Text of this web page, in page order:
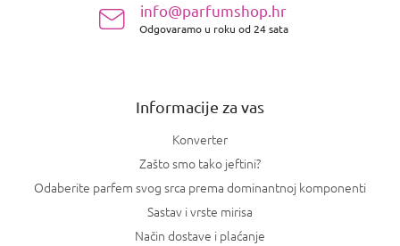
info@parfumshop.hr
Odgovaramo u roku od 24 sata
Informacije za vas
Konverter
Zašto smo tako jeftini?
Odaberite parfem svog srca prema dominantnoj komponenti
Sastav i vrste mirisa
Način dostave i plaćanje